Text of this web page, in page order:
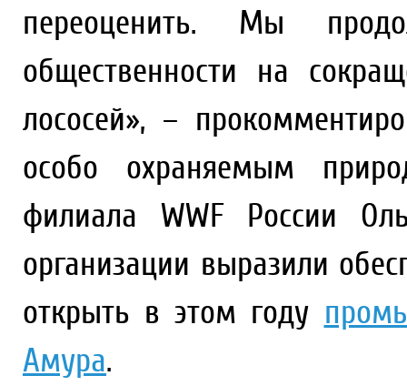
переоценить. Мы
общественности на
лососей», –
особо охраняемым
филиала WWF России
организации выразили
открыть в этом году
Амура.